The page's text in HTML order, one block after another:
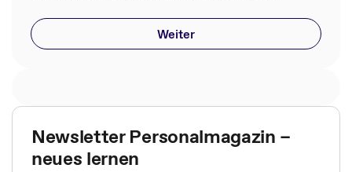
Weiter
Newsletter Personalmagazin –
neues lernen